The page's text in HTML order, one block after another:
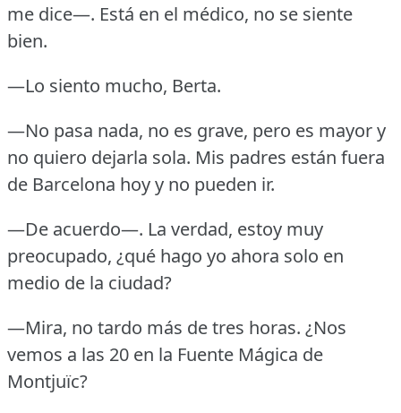
me dice—. Está en el médico, no se siente
bien.
—Lo siento mucho, Berta.
—No pasa nada, no es grave, pero es mayor y
no quiero dejarla sola. Mis padres están fuera
de Barcelona hoy y no pueden ir.
—De acuerdo—. La verdad, estoy muy
preocupado, ¿qué hago yo ahora solo en
medio de la ciudad?
—Mira, no tardo más de tres horas. ¿Nos
vemos a las 20 en la Fuente Mágica de
Montjuïc?